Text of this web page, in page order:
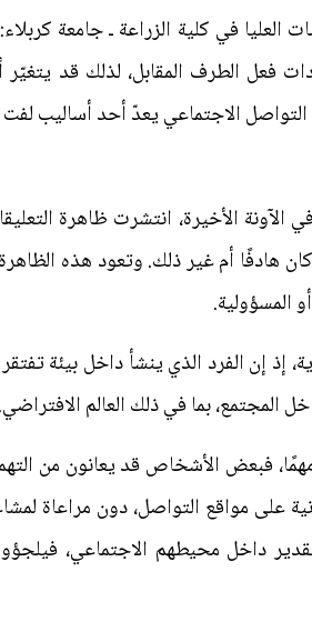
العليا في كلية الزراعة ـ جامعة
الطرف المقابل، لذلك قد يتغيّر
الاجتماعي يعدّ أحد أساليب لفت
الآونة الأخيرة، انتشرت ظاهرة
هادفًا أم غير ذلك. وتعود هذه
المسؤولية.
إذ إن الفرد الذي ينشأ داخل بيئة
المجتمع، بما في ذلك العالم
فبعض الأشخاص قد يعانون من
على مواقع التواصل، دون مراعاة
داخل محيطهم الاجتماعي،